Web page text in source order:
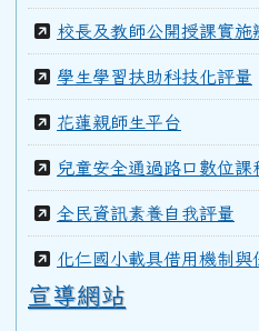
校長及教師公開授課實施
學生學習扶助科技化評量
花蓮親師生平台
兒童安全通過路口數位課
全民資訊素養自我評量
化仁國小載具借用機制與
宣導網站